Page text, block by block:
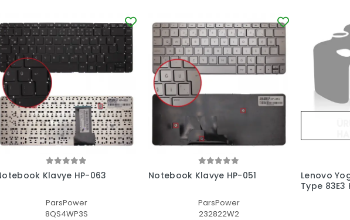
Klavye HP-063
ParsPower
8QS4WP3S
Notebook Klavye HP-051
ParsPower
232822W2
Lenovo
Type 83E3